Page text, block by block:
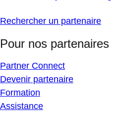
Rechercher un partenaire
Pour nos partenaires
Partner Connect
Devenir partenaire
Formation
Assistance